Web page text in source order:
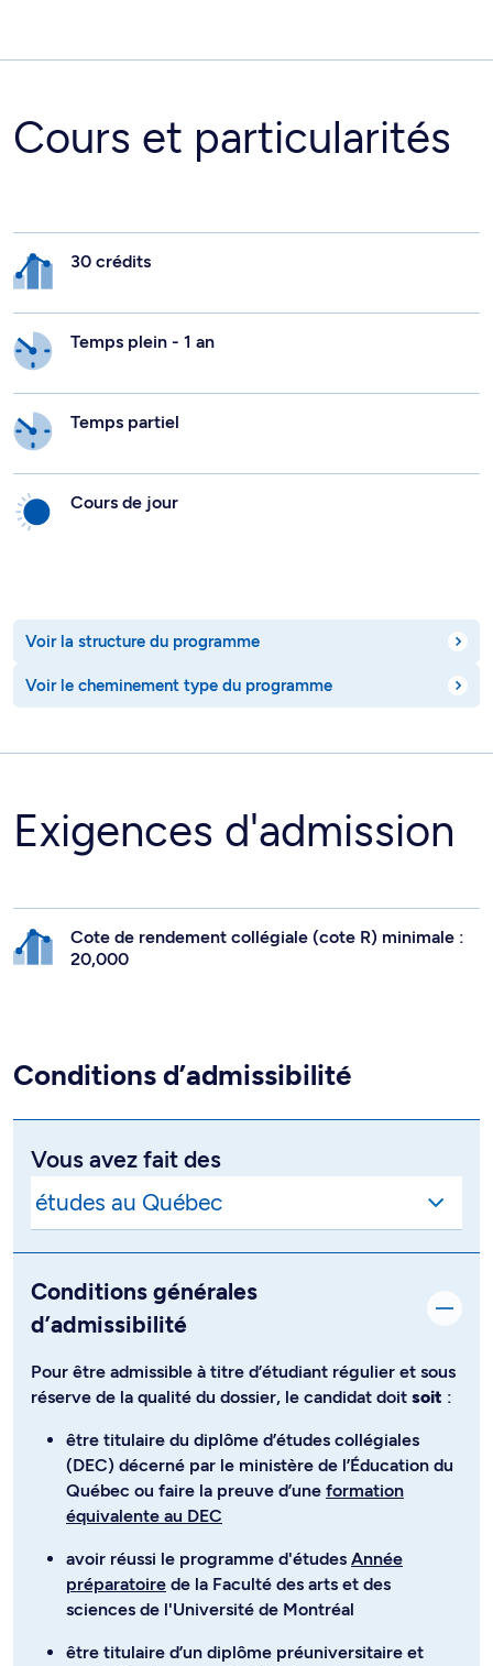
Cours et particularités
30 crédits
Temps plein - 1 an
Temps partiel
Cours de jour
Voir la structure du programme
Voir le cheminement type du programme
Exigences d'admission
Cote de rendement collégiale (cote R) minimale :
20,000
Conditions d’admissibilité
Vous avez fait des
Conditions générales
d’admissibilité
Pour être admissible à titre d’étudiant régulier et sous
réserve de la qualité du dossier, le candidat doit soit :
être titulaire du diplôme d’études collégiales
(DEC) décerné par le ministère de l’Éducation du
Québec ou faire la preuve d’une formation
équivalente au DEC
avoir réussi le programme d'études Année
préparatoire de la Faculté des arts et des
sciences de l'Université de Montréal
être titulaire d’un diplôme préuniversitaire et